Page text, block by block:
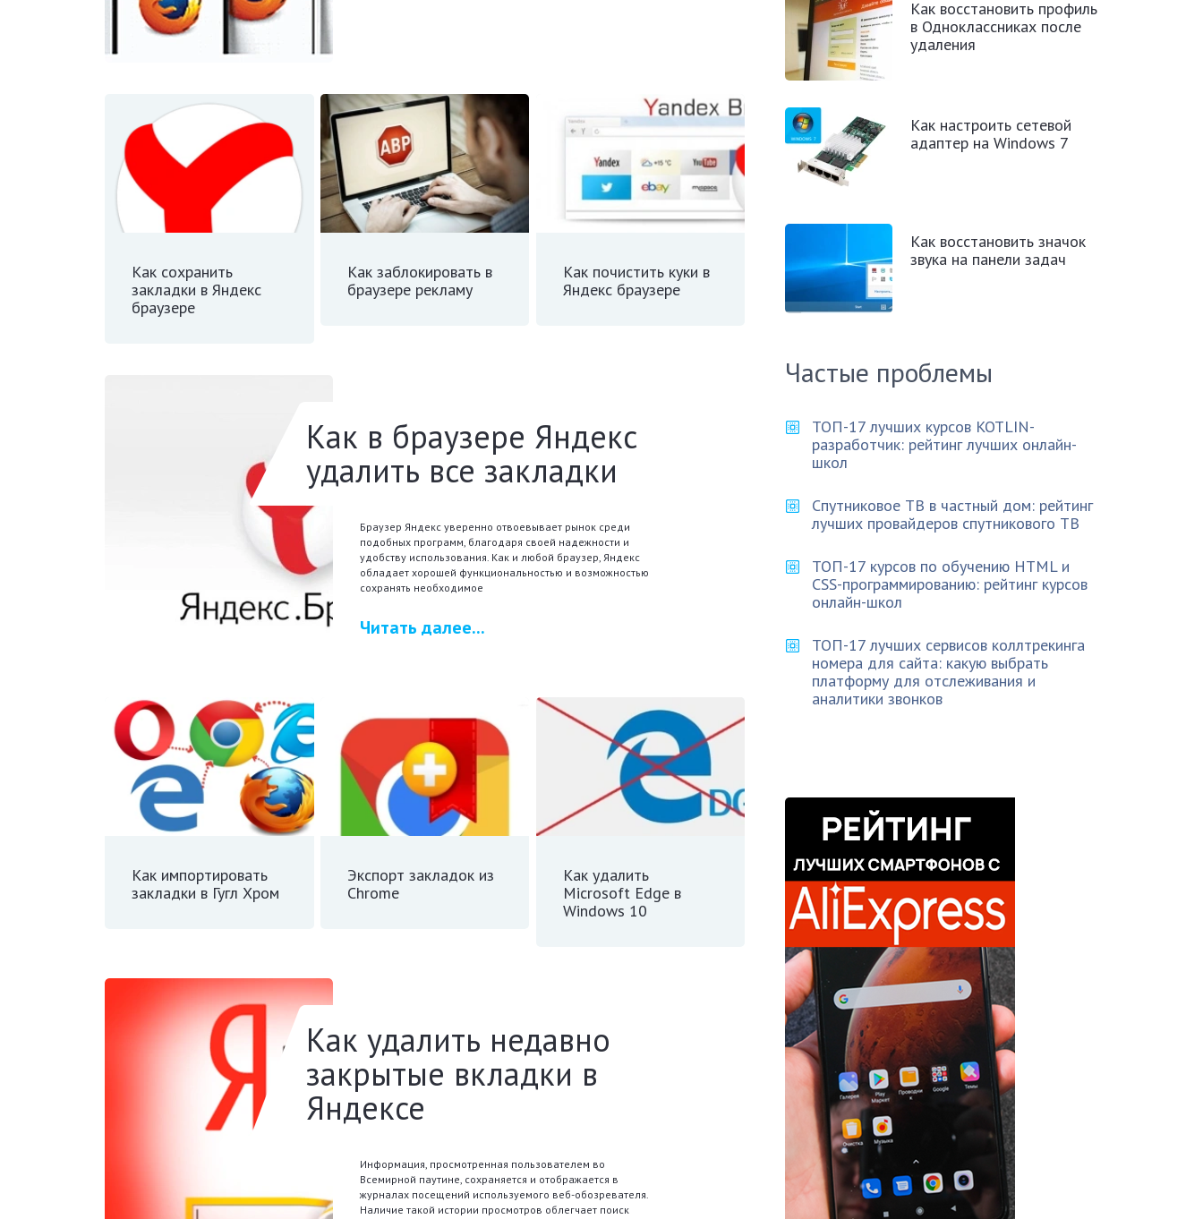
Как сохранить
закладки в Яндекс
браузере
Как заблокировать в
браузере рекламу
Как почистить куки в
Яндекс браузере
Как в браузере Яндекс
удалить все закладки
Браузер Яндекс уверенно отвоевывает рынок среди
подобных программ, благодаря своей надежности и
удобству использования. Как и любой браузер, Яндекс
обладает хорошей функциональностью и возможностью
сохранять необходимое
Читать далее...
Как импортировать
закладки в Гугл Хром
Экспорт закладок из
Chrome
Как удалить
Microsoft Edge в
Windows 10
Как удалить недавно
закрытые вкладки в
Яндексе
Информация, просмотренная пользователем во
Всемирной паутине, сохраняется и отображается в
журналах посещений используемого веб-обозревателя.
Наличие такой истории просмотров облегчает поиск
Как восстановить профиль
в Одноклассниках после
удаления
Как настроить сетевой
адаптер на Windows 7
Как восстановить значок
звука на панели задач
Частые проблемы
ТОП-17 лучших курсов KOTLIN-
разработчик: рейтинг лучших онлайн-
школ
Спутниковое ТВ в частный дом: рейтинг
лучших провайдеров спутникового ТВ
ТОП-17 курсов по обучению HTML и
CSS-программированию: рейтинг курсов
онлайн-школ
ТОП-17 лучших сервисов коллтрекинга
номера для сайта: какую выбрать
платформу для отслеживания и
аналитики звонков